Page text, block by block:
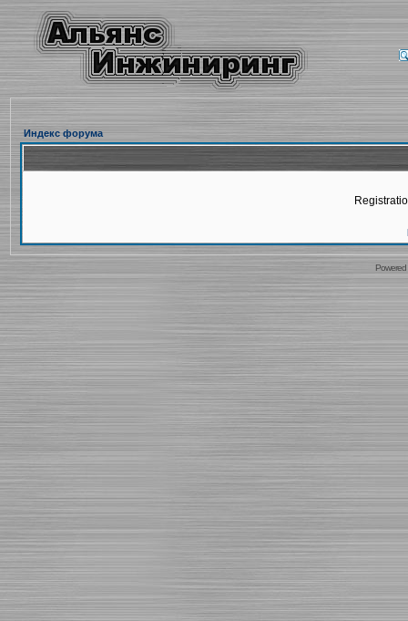
Индекс форума